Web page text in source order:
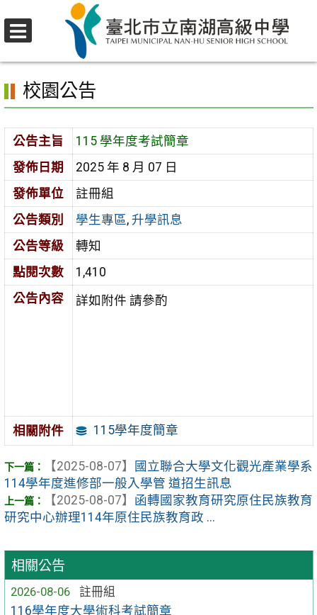
至
容
區
校園公告
相關公告
2026-08-06
註冊組
116學年度大學術科考試簡章
校園公告
公告主旨
115 學年度考試簡章
發佈日期
2025 年 8 月 07 日
發佈單位
註冊組
公告類別
學生專區, 升學訊息
公告等級
轉知
點閱次數
1,410
公告內容
詳如附件 請參酌
相關附件 115學年度簡章
【2025-08-07】
國立聯合大學文化觀光產業學系
114學年度進修部一般入學管 道招生訊息
【2025-08-07】 函轉國家教育研究原住民族教育
研究中心辦理114年原住民族教育政 ...
選
單